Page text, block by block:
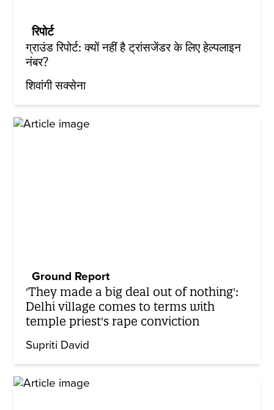
रिपोर्ट
ग्राउंड रिपोर्ट: क्यों नहीं है ट्रांसजेंडर के लिए हेल्पलाइन
नंबर?
शिवांगी सक्सेना
Ground Report
'They made a big deal out of nothing':
Delhi village comes to terms with
temple priest's rape conviction
Supriti David